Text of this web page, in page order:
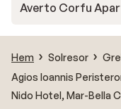
Averto Corfu
Hem Solresor
Agios Ioannis
Nido Hotel, Mar-Bella